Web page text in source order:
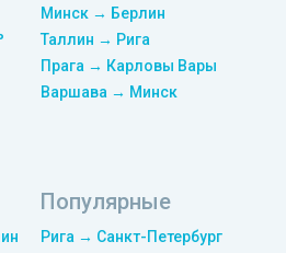
Минск → Берлин
Таллин → Рига
Прага → Карловы Вары
Варшава → Минск
Популярные
Рига → Санкт-Петербург